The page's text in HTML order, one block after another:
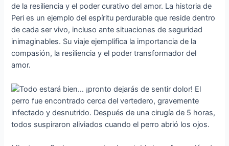
de la resiliencia y el poder curativo del amor. La historia de
Peri es un ejemplo del espíritu perdurable que reside dentro
de cada ser vivo, incluso ante situaciones de seguridad
inimaginables. Su viaje ejemplifica la importancia de la
compasión, la resiliencia y el poder transformador del
amor.